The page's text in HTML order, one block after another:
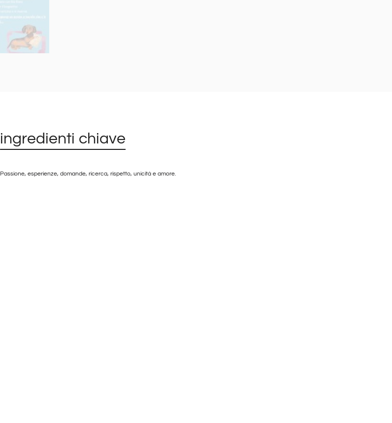
ingredienti chiave
Passione, esperienze, domande, ricerca, rispetto, unicità e amore.